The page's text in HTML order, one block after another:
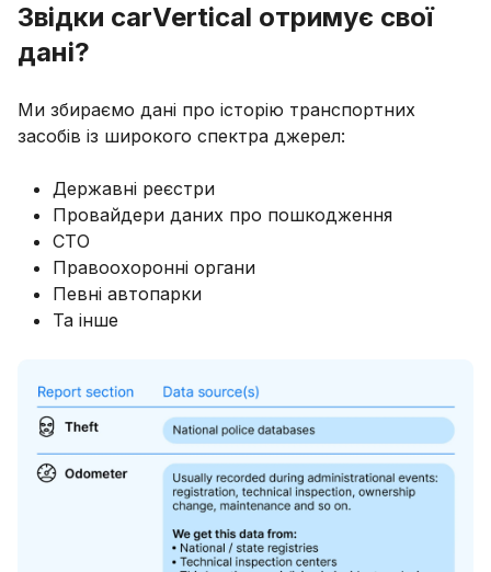
Звідки carVertical отримує свої
дані?
Ми збираємо дані про історію транспортних
засобів із широкого спектра джерел:
Державні реєстри
Провайдери даних про пошкодження
СТО
Правоохоронні органи
Певні автопарки
Та інше